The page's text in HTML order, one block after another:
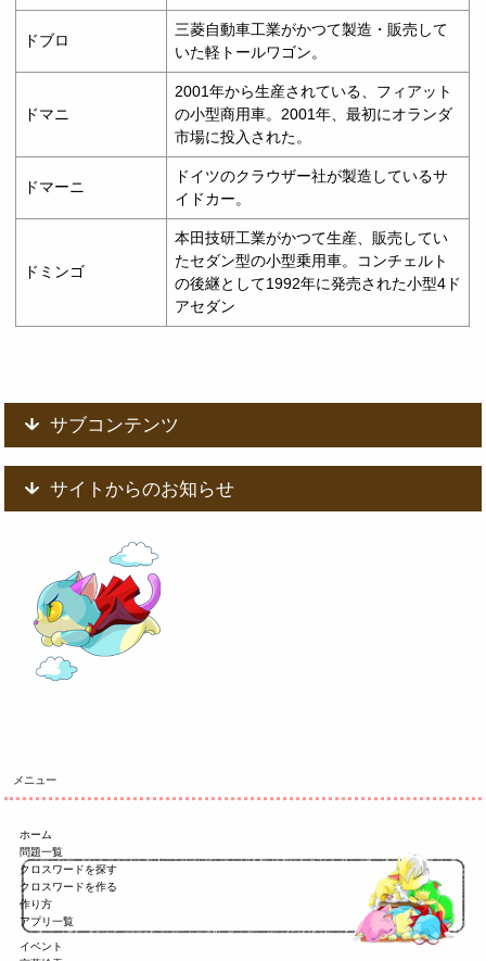
ドブロ
三菱自動車工業がかつて製造・販売して
いた軽トールワゴン。
ドマニ
2001年から生産されている、フィアット
の小型商用車。2001年、最初にオランダ
市場に投入された。
ドマーニ
ドイツのクラウザー社が製造しているサ
イドカー。
ドミンゴ
本田技研工業がかつて生産、販売してい
たセダン型の小型乗用車。コンチェルト
の後継として1992年に発売された小型4ド
アセダン
サブコンテンツ
サイトからのお知らせ
メニュー
ホーム
問題一覧
クロスワードを探す
クロスワードを作る
作り方
アプリ一覧
イベント